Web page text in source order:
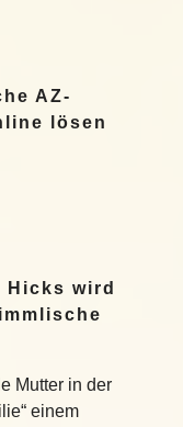
AZ-
lösen
Hicks wird
Mutter in der
einem